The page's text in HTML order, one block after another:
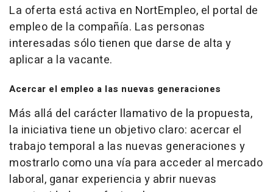
La oferta está activa en NortEmpleo, el portal de
empleo de la compañía. Las personas
interesadas sólo tienen que darse de alta y
aplicar a la vacante.
Acercar el empleo a las nuevas generaciones
Más allá del carácter llamativo de la propuesta,
la iniciativa tiene un objetivo claro: acercar el
trabajo temporal a las nuevas generaciones y
mostrarlo como una vía para acceder al mercado
laboral, ganar experiencia y abrir nuevas